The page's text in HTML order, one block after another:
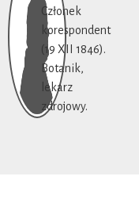
Członek
korespondent
(19 XII 1846).
Botanik,
lekarz
zdrojowy.